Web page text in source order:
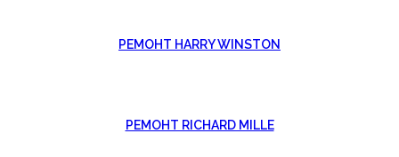
РЕМОНТ HARRY WINSTON
РЕМОНТ RICHARD MILLE